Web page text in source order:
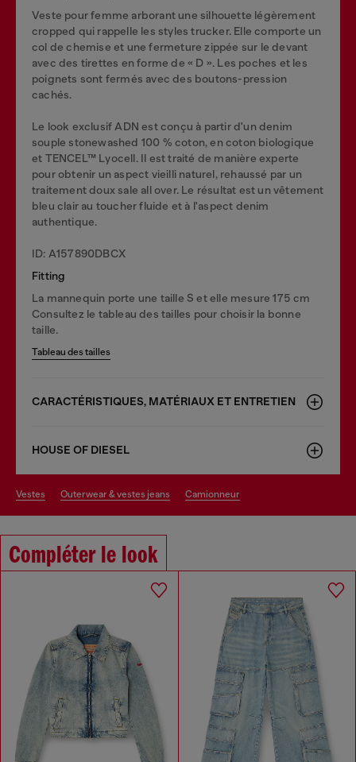
Veste pour femme arborant une silhouette légèrement
cropped qui rappelle les styles trucker. Elle comporte un
col de chemise et une fermeture zippée sur le devant
avec des tirettes en forme de « D ». Les poches et les
poignets sont fermés avec des boutons-pression
cachés.
Le look exclusif ADN est conçu à partir d'un denim
souple stonewashed 100 % coton, en coton biologique
et TENCEL™ Lyocell. Il est traité de manière experte
pour obtenir un aspect vieilli naturel, rehaussé par un
traitement doux sale all over. Le résultat est un vêtement
bleu clair au toucher fluide et à l'aspect denim
authentique.
ID: A157890DBCX
Fitting
La mannequin porte une taille S et elle mesure 175 cm
Consultez le tableau des tailles pour choisir la bonne
taille.
Tableau des tailles
CARACTÉRISTIQUES, MATÉRIAUX ET ENTRETIEN
HOUSE OF DIESEL
vestes outerwear & vestes jeans camionneur
Compléter le look